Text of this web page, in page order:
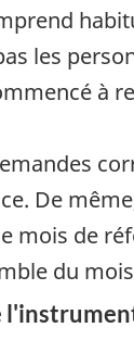
les
à
De
mois de
du